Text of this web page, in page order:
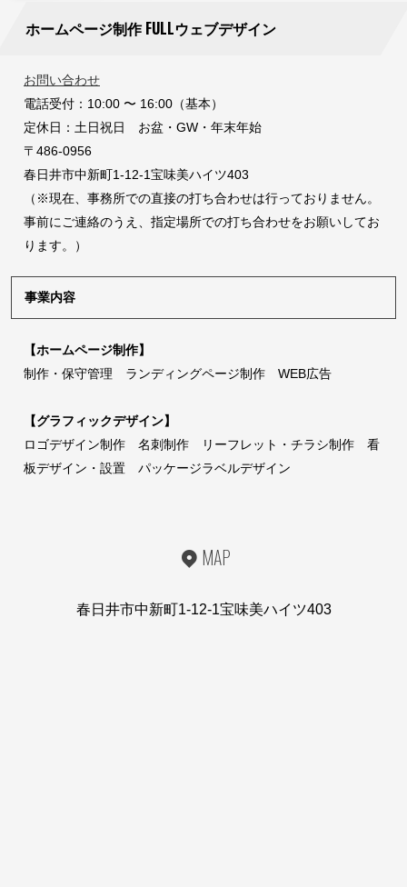
ホームページ制作 FULLウェブデザイン
お問い合わせ
電話受付：10:00 〜 16:00（基本）
定休日：土日祝日 お盆・GW・年末年始
〒486-0956
春日井市中新町1-12-1宝味美ハイツ403
（※現在、事務所での直接の打ち合わせは行っておりません。
事前にご連絡のうえ、指定場所での打ち合わせをお願いしてお
ります。）
事業内容
【ホームページ制作】
制作・保守管理 ランディングページ制作 WEB広告
【グラフィックデザイン】
ロゴデザイン制作 名刺制作 リーフレット・チラシ制作 看
板デザイン・設置 パッケージラベルデザイン
MAP
春日井市中新町1-12-1宝味美ハイツ403